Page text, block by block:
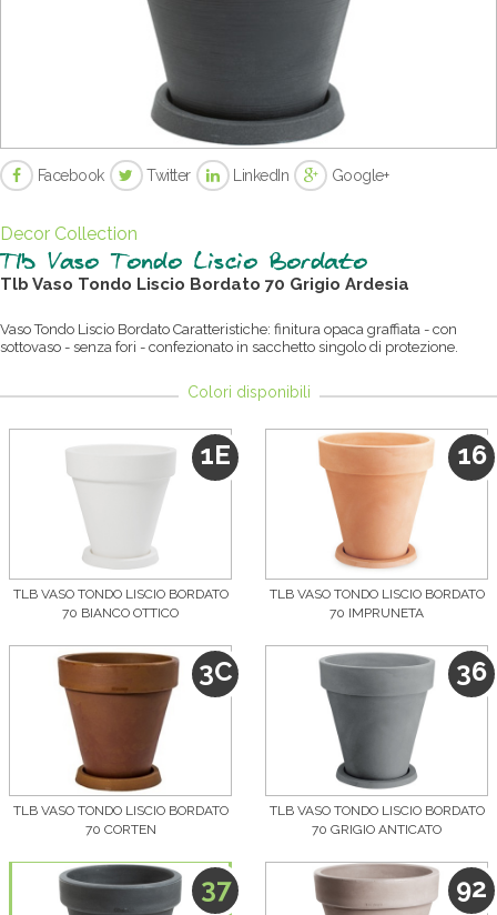
Facebook Twitter LinkedIn Google+
Decor Collection
Tlb Vaso Tondo Liscio Bordato
Tlb Vaso Tondo Liscio Bordato 70 Grigio Ardesia
Vaso Tondo Liscio Bordato Caratteristiche: finitura opaca graffiata - con
sottovaso - senza fori - confezionato in sacchetto singolo di protezione.
Colori disponibili
TLB VASO TONDO LISCIO BORDATO
70 BIANCO OTTICO
1E
TLB VASO TONDO LISCIO BORDATO
70 IMPRUNETA
16
TLB VASO TONDO LISCIO BORDATO
70 CORTEN
3C
TLB VASO TONDO LISCIO BORDATO
70 GRIGIO ANTICATO
36
37 92